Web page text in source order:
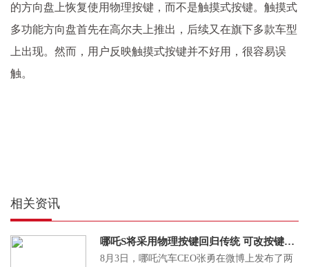
的方向盘上恢复使用物理按键，而不是触摸式按键。触摸式
多功能方向盘首先在高尔夫上推出，后续又在旗下多款车型
上出现。然而，用户反映触摸式按键并不好用，很容易误
触。
相关资讯
哪吒S将采用物理按键回归传统 可改按键方式
8月3日，哪吒汽车CEO张勇在微博上发布了两